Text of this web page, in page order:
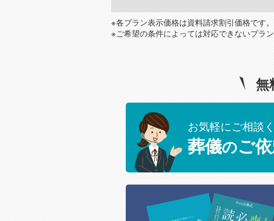
※各プラン表示価格は資料請求割引価格です。
※ご希望の条件によっては対応できないプラ
無
お気軽にご相談
葬儀のご